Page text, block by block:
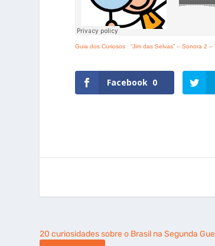
Guia dos Curiosos ·“Jim das Selvas” – Sonora 2 –
Facebook 0
20 curiosidades sobre o Brasil na Segunda